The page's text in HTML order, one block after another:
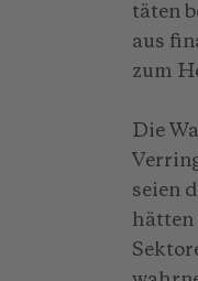
täten
aus
zum
Die
seien
hätten